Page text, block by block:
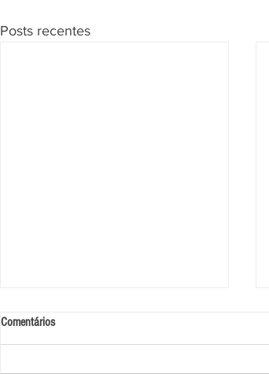
Posts recentes
Comentários